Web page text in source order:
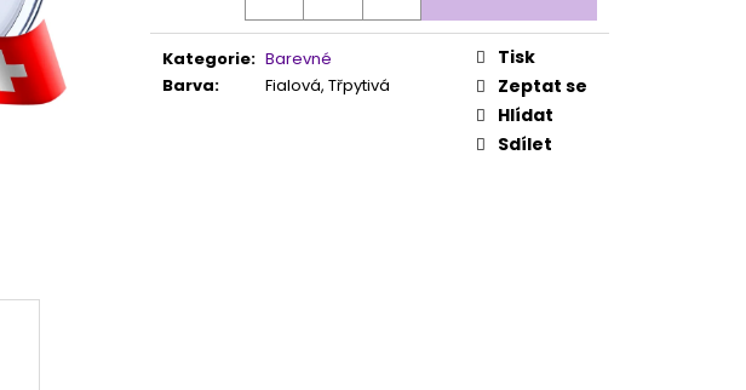
Kategorie: Barevné
Barva: Fialová, Třpytivá
Tisk
Zeptat se
Hlídat
Sdílet